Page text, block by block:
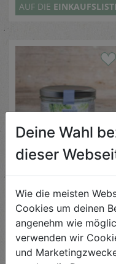
AUF DIE
Kokosöl nativ 200ml
Bio Planete
€
€ 4,89 /
AUF DIE
Deine Wahl
dieser
Wie die meisten
Cookies um deinen
angenehm wie
verwenden wir
und